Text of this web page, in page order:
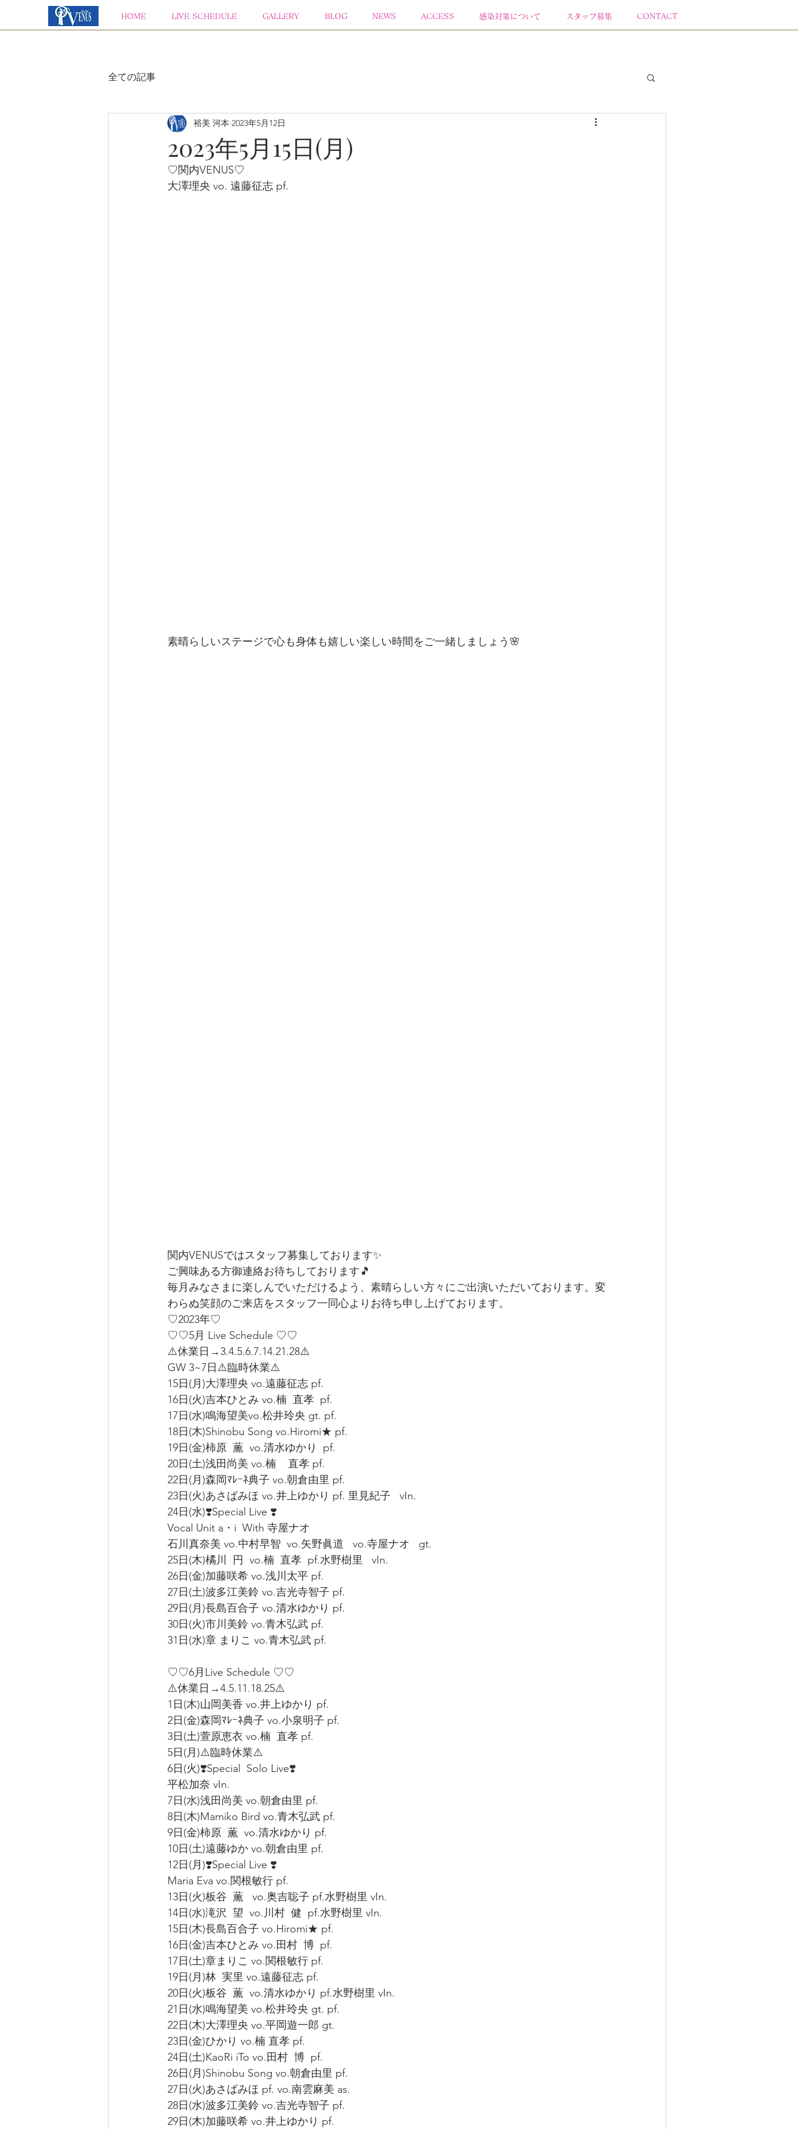
HOME LIVE SCHEDULE GALLERY BLOG NEWS ACCESS 感染対策について スタッフ募集 CONTACT
全ての記事
2023年5月15日(月)
裕美 河本 2023年5月12日
♡関内VENUS♡
大澤理央 vo. 遠藤征志 pf.
素晴らしいステージで心も身体も嬉しい楽しい時間をご一緒しましょう🌸
関内VENUSではスタッフ募集しております✨
ご興味ある方御連絡お待ちしております🎵
毎月みなさまに楽しんでいただけるよう、素晴らしい方々にご出演いただいております。変
わらぬ笑顔のご来店をスタッフ一同心よりお待ち申し上げております。
♡2023年♡
♡♡5月 Live Schedule ♡♡
⚠️休業日→3.4.5.6.7.14.21.28⚠️
GW 3~7日⚠️臨時休業⚠️
15日(月)大澤理央 vo.遠藤征志 pf.
16日(火)吉本ひとみ vo.楠  直孝  pf.
17日(水)鳴海望美vo.松井玲央 gt. pf.
18日(木)Shinobu Song vo.Hiromi★ pf.
19日(金)柿原  薫  vo.清水ゆかり  pf.
20日(土)浅田尚美 vo.楠    直孝 pf.
22日(月)森岡ﾏﾚｰﾈ典子 vo.朝倉由里 pf.
23日(火)あさばみほ vo.井上ゆかり pf. 里見紀子   vIn.
24日(水)❣️Special Live ❣️
Vocal Unit a・i  With 寺屋ナオ
石川真奈美 vo.中村早智  vo.矢野眞道   vo.寺屋ナオ   gt.
25日(木)橘川  円  vo.楠  直孝  pf.水野樹里   vIn.
26日(金)加藤咲希 vo.浅川太平 pf.
27日(土)波多江美鈴 vo.吉光寺智子 pf.
29日(月)長島百合子 vo.清水ゆかり pf.
30日(火)市川美鈴 vo.青木弘武 pf.
31日(水)章 まりこ vo.青木弘武 pf.
♡♡6月Live Schedule ♡♡
⚠️休業日→4.5.11.18.25⚠️
1日(木)山岡美香 vo.井上ゆかり pf.
2日(金)森岡ﾏﾚｰﾈ典子 vo.小泉明子 pf.
3日(土)萱原恵衣 vo.楠  直孝 pf.
5日(月)⚠️臨時休業⚠️
6日(火)❣️Special  Solo Live❣️
平松加奈 vIn.
7日(水)浅田尚美 vo.朝倉由里 pf.
8日(木)Mamiko Bird vo.青木弘武 pf.
9日(金)柿原  薫  vo.清水ゆかり pf.
10日(土)遠藤ゆか vo.朝倉由里 pf.
12日(月)❣️Special Live ❣️
Maria Eva vo.関根敏行 pf.
13日(火)板谷  薫   vo.奥吉聡子 pf.水野樹里 vIn.
14日(水)滝沢  望  vo.川村  健  pf.水野樹里 vIn.
15日(木)長島百合子 vo.Hiromi★ pf.
16日(金)吉本ひとみ vo.田村  博  pf.
17日(土)章まりこ vo.関根敏行 pf.
19日(月)林  実里 vo.遠藤征志 pf.
20日(火)板谷  薫  vo.清水ゆかり pf.水野樹里 vIn.
21日(水)鳴海望美 vo.松井玲央 gt. pf.
22日(木)大澤理央 vo.平岡遊一郎 gt.
23日(金)ひかり vo.楠 直孝 pf.
24日(土)KaoRi iTo vo.田村  博  pf.
26日(月)Shinobu Song vo.朝倉由里 pf.
27日(火)あさばみほ pf. vo.南雲麻美 as.
28日(水)波多江美鈴 vo.吉光寺智子 pf.
29日(木)加藤咲希 vo.井上ゆかり pf.